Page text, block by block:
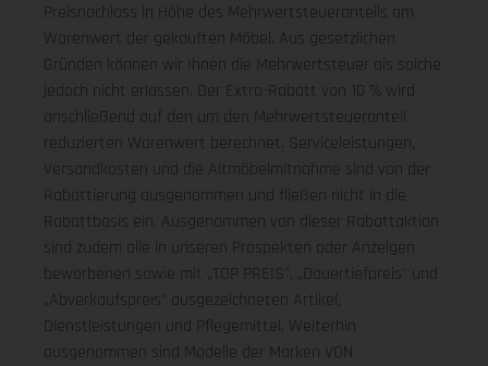
Preisnachlass in Höhe des Mehrwertsteueranteils am
Warenwert der gekauften Möbel. Aus gesetzlichen
Gründen können wir Ihnen die Mehrwertsteuer als solche
jedoch nicht erlassen. Der Extra-Rabatt von 10 % wird
anschließend auf den um den Mehrwertsteueranteil
reduzierten Warenwert berechnet. Serviceleistungen,
Versandkosten und die Altmöbelmitnahme sind von der
Rabattierung ausgenommen und fließen nicht in die
Rabattbasis ein. Ausgenommen von dieser Rabattaktion
sind zudem alle in unseren Prospekten oder Anzeigen
beworbenen sowie mit „TOP PREIS", „Dauertiefpreis" und
„Abverkaufspreis" ausgezeichneten Artikel,
Dienstleistungen und Pflegemittel. Weiterhin
ausgenommen sind Modelle der Marken VON